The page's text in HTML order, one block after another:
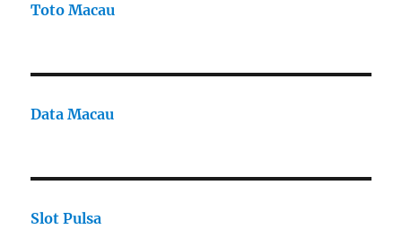
Toto Macau
Data Macau
Slot Pulsa